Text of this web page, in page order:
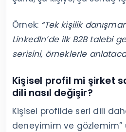
Örnek: “Tek kişilik
LinkedIn’de ilk B2B talebi
serisini, örneklerle
Kişisel profil mi şirket
dili nasıl değişir?
Kişisel profilde seri dili
deneyimim ve gözlemim”